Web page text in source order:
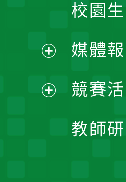
校園
媒體
競賽
教師
開